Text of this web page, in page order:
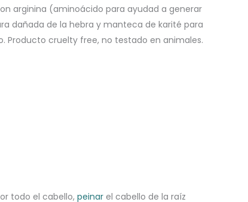
arginina (aminoácido para ayudad a generar
dañada de la hebra y manteca de karité para
Producto cruelty free, no testado en animales.
todo el cabello, peinar el cabello de la raíz